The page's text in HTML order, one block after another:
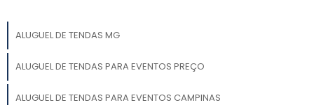
ALUGUEL DE TENDAS MG
ALUGUEL DE TENDAS PARA EVENTOS PREÇO
ALUGUEL DE TENDAS PARA EVENTOS CAMPINAS